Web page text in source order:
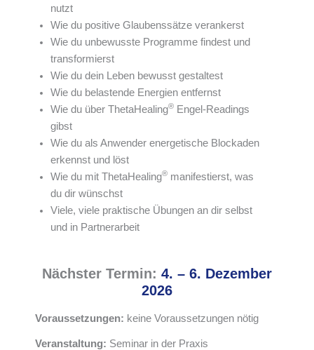
nutzt
Wie du positive Glaubenssätze verankerst
Wie du unbewusste Programme findest und
transformierst
Wie du dein Leben bewusst gestaltest
Wie du belastende Energien entfernst
Wie du über ThetaHealing®Engel-Readings
gibst
Wie du als Anwender energetische Blockaden
erkennst und löst
Wie du mit ThetaHealing®manifestierst, was
du dir wünschst
Viele, viele praktische Übungen an dir selbst
und in Partnerarbeit
Nächster Termin: 4. – 6. Dezember
2026
Voraussetzungen: keine Voraussetzungen nötig
Veranstaltung: Seminar in der Praxis